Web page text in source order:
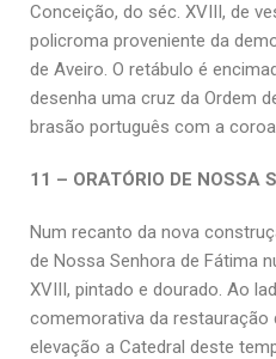
Conceição, do séc. XVIII, de
policroma proveniente da
de Aveiro. O retábulo é
desenha uma cruz da Ordem
brasão português com a
11 – ORATÓRIO DE NOSSA
Num recanto da nova
de Nossa Senhora de Fátima
XVIII, pintado e dourado. Ao
comemorativa da restauração
elevação a Catedral deste